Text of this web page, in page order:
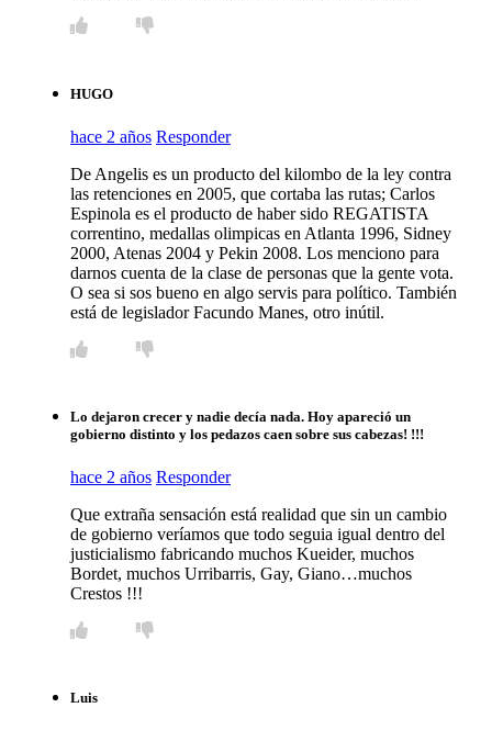
HUGO
hace 2 años Responder
De Angelis es un producto del kilombo de la ley contra
las retenciones en 2005, que cortaba las rutas; Carlos
Espinola es el producto de haber sido REGATISTA
correntino, medallas olimpicas en Atlanta 1996, Sidney
2000, Atenas 2004 y Pekin 2008. Los menciono para
darnos cuenta de la clase de personas que la gente vota.
O sea si sos bueno en algo servis para político. También
está de legislador Facundo Manes, otro inútil.
Lo dejaron crecer y nadie decía nada. Hoy apareció un
gobierno distinto y los pedazos caen sobre sus cabezas! !!!
hace 2 años Responder
Que extraña sensación está realidad que sin un cambio
de gobierno veríamos que todo seguia igual dentro del
justicialismo fabricando muchos Kueider, muchos
Bordet, muchos Urribarris, Gay, Giano…muchos
Crestos !!!
Luis